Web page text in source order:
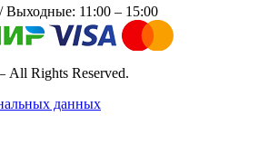
11:00 – 15:00
All Rights Reserved.
данных